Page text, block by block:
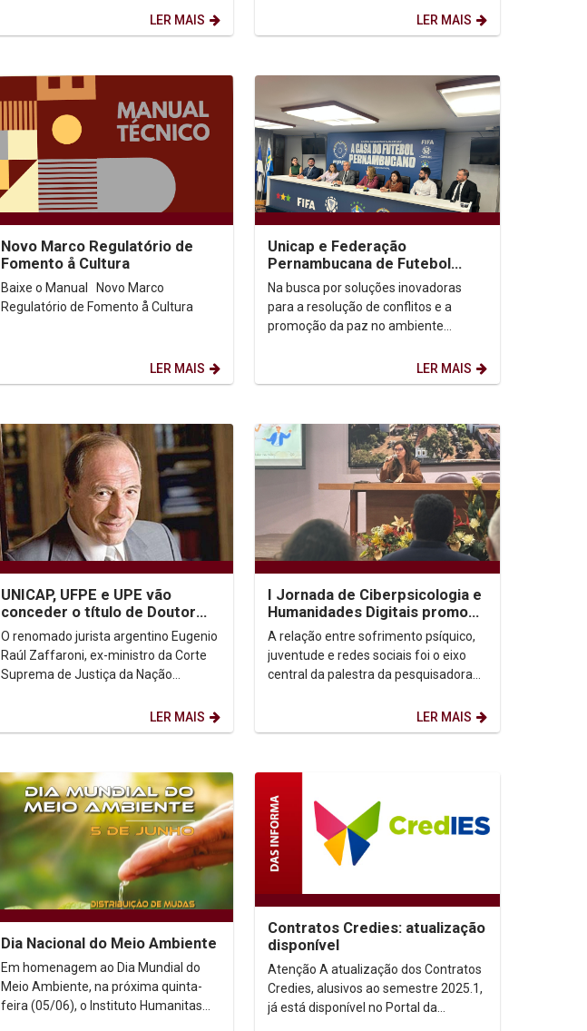
LER MAIS LER MAIS
Novo Marco Regulatório de
Fomento å Cultura
Baixe o Manual Novo Marco
Regulatório de Fomento å Cultura
LER MAIS
Unicap e Federação
Pernambucana de Futebol
firmam parceria inédita pela
paz no esporte
Na busca por soluções inovadoras
para a resolução de conflitos e a
promoção da paz no ambiente
LER MAIS
UNICAP, UFPE e UPE vão
conceder o título de Doutor
Honoris Causa ao jurista
argentino Eugenio...
O renomado jurista argentino Eugenio
Raúl Zaffaroni, ex-ministro da Corte
Suprema de Justiça da Nação
Interamericana de Direitos...LER MAIS
I Jornada de Ciberpsicologia e
Humanidades Digitais promove
debate sobre sofrimento
psíquico nas...
A relação entre sofrimento psíquico,
juventude e redes sociais foi o eixo
central da palestra da pesquisadora
LER MAIS
Dia Nacional do Meio Ambiente
Em homenagem ao Dia Mundial do
Meio Ambiente, na próxima quinta-
feira (05/06), o Instituto Humanitas
Contratos Credies: atualização
disponível
Atenção A atualização dos Contratos
Credies, alusivos ao semestre 2025.1,
já está disponível no Portal da